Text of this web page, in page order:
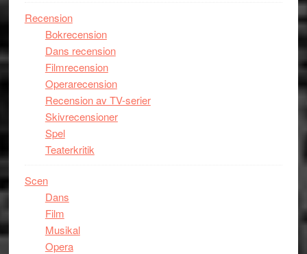
Recension
Bokrecension
Dans recension
Filmrecension
Operarecension
Recension av TV-serier
Skivrecensioner
Spel
Teaterkritik
Scen
Dans
Film
Musikal
Opera